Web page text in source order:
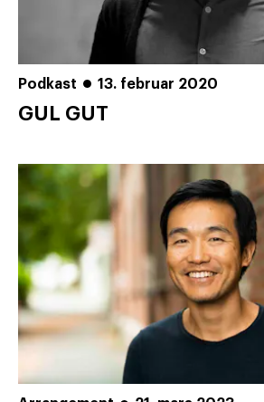
Podkast 13. februar 2020
GUL GUT